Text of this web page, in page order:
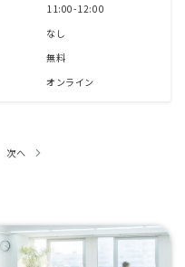
11:00-12:00
なし
無料
オンライン
次へ